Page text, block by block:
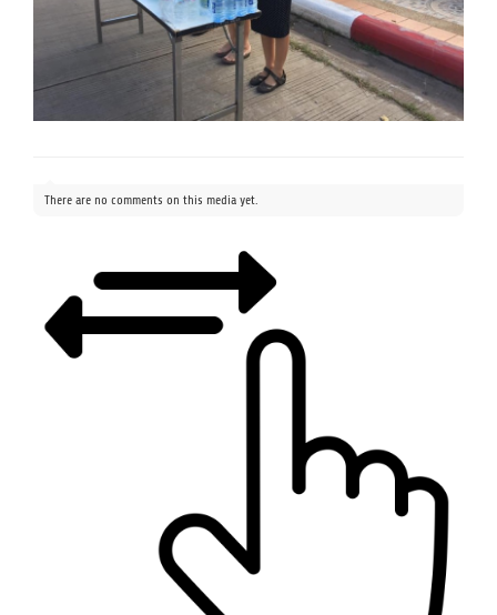
There are no comments on this media yet.